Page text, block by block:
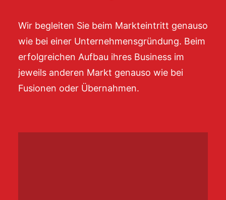
Wir begleiten Sie beim Markteintritt genauso
wie bei einer Unternehmensgründung. Beim
erfolgreichen Aufbau ihres Business im
jeweils anderen Markt genauso wie bei
Fusionen oder Übernahmen.